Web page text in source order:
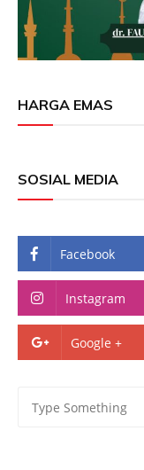
HARGA EMAS
SOSIAL MEDIA
Facebook
Instagram
Google +